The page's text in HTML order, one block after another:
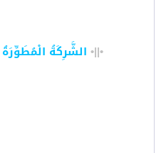
•||• الشَّرِكَةُ